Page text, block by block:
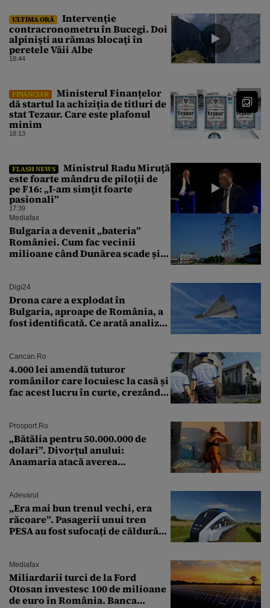
ULTIMA ORĂ
Intervenție
contracronometru în Bucegi. Doi
alpinişti au rămas blocaţi în
peretele Văii Albe
18:44
FINANCIAR
Ministerul Finanțelor
dă startul la achiziția de titluri de
stat Tezaur. Care este plafonul
minim
18:13
FLASH NEWS
Ministrul Radu Miruţă
este foarte mândru de piloţii de
pe F16: „I-am simţit foarte
pasionali”
17:39
Mediafax
Bulgaria a devenit „bateria”
României. Cum fac vecinii
milioane când Dunărea scade și
Digi24
Drona care a explodat în
Bulgaria, aproape de România, a
fost identificată. Ce arată analiza
Cancan.ro
4.000 lei amendă tuturor
românilor care locuiesc la casă și
fac acest lucru în curte, crezând
Prosport.ro
„Bătălia pentru 50.000.000 de
dolari”. Divorțul anului:
Anamaria atacă averea
Adevarul
„Era mai bun trenul vechi, era
răcoare”. Pasagerii unui tren
PESA au fost sufocați de căldură
Mediafax
Miliardarii turci de la Ford
Otosan investesc 100 de milioane
de euro în România. Banca